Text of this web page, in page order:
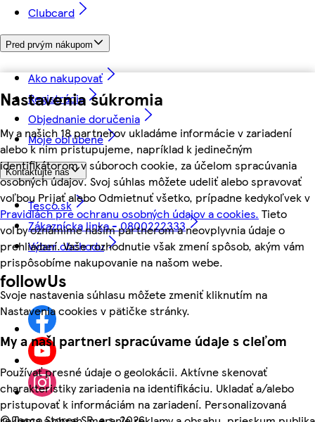
Nastavenia súkromia
My a našich 18 partnerov ukladáme informácie v zariadení
alebo k nim pristupujeme, napríklad k jedinečným
identifikátorom v súboroch cookie, za účelom spracúvania
osobných údajov. Svoj súhlas môžete udeliť alebo spravovať
voľbou Prijať alebo Odmietnuť všetko, prípadne kedykoľvek v
Pravidlách pre ochranu osobných údajov a cookies. Tieto
voľby oznámime našim partnerom a neovplyvnia údaje o
prehliadaní. Vaše rozhodnutie však zmení spôsob, akým vám
prispôsobíme nakupovanie na našom webe.
Svoje nastavenia súhlasu môžete zmeniť kliknutím na
Nastavenia cookies v pätičke stránky.
My a naši partneri spracúvame údaje s cieľom
Používať presné údaje o geolokácii. Aktívne skenovať
charakteristiky zariadenia na identifikáciu. Ukladať a/alebo
pristupovať k informáciám na zariadení. Personalizovaná
Clubcard
Pred prvým nákupom
Ako nakupovať
Registrácia
Objednanie doručenia
Moje obľúbené
Kontaktujte nás
Tesco.sk
Zákaznícka linka - 0800222333
Výber obchodu
followUs